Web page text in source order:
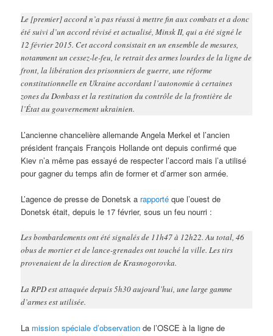
Le [premier] accord n’a pas réussi à mettre fin aux combats et a donc
été suivi d’un accord révisé et actualisé, Minsk II, qui a été signé le
12 février 2015. Cet accord consistait en un ensemble de mesures,
notamment un cessez-le-feu, le retrait des armes lourdes de la ligne de
front, la libération des prisonniers de guerre, une réforme
constitutionnelle en Ukraine accordant l’autonomie à certaines
zones du Donbass et la restitution du contrôle de la frontière de
l’État au gouvernement ukrainien.
L’ancienne chancelière allemande Angela Merkel et l’ancien
président français François Hollande ont depuis confirmé que
Kiev n’a même pas essayé de respecter l’accord mais l’a utilisé
pour gagner du temps afin de former et d’armer son armée.
L’agence de presse de Donetsk a rapporté que l’ouest de
Donetsk était, depuis le 17 février, sous un feu nourri :
Les bombardements ont été signalés de 11h47 à 12h22. Au total, 46
obus de mortier et de lance-grenades ont touché la ville. Les tirs
provenaient de la direction de Krasnogorovka.
La RPD est attaquée depuis 5h30 aujourd’hui, une large gamme
d’armes est utilisée.
La mission spéciale d’observation de l’OSCE à la ligne de